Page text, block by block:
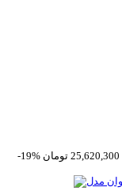
-19%
25,620,300 تومان